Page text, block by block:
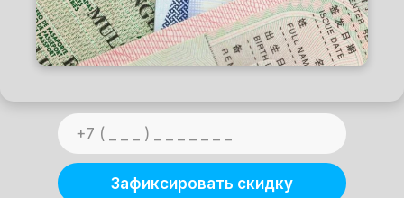
Зафиксировать скидку